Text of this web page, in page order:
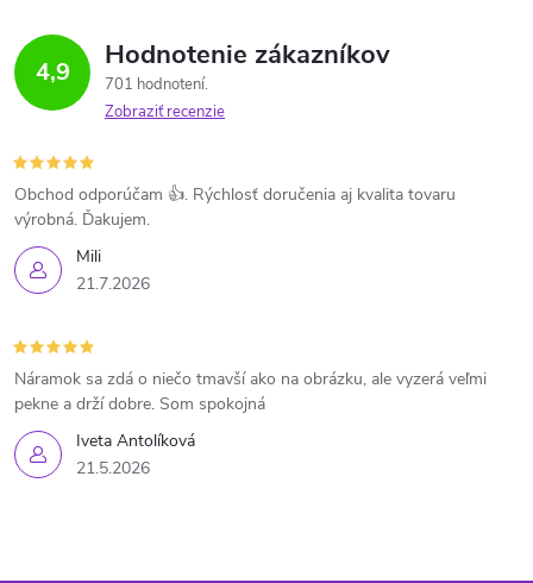
4,9 Hodnotenie zákazníkov
701 hodnotení
Zobraziť recenzie
Mili
21.7.2026
Obchod odporúčam 👍. Rýchlosť doručenia aj kvalita tovaru
výrobná. Ďakujem.
Iveta Antolíková
21.5.2026
Náramok sa zdá o niečo tmavší ako na obrázku, ale vyzerá veľmi
pekne a drží dobre. Som spokojná